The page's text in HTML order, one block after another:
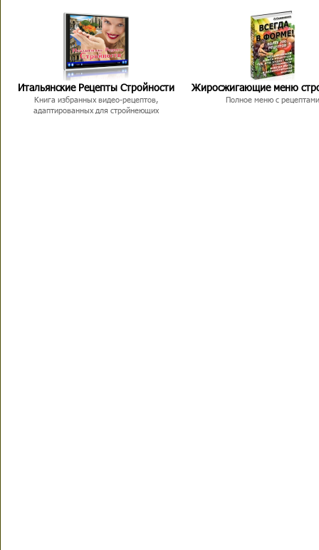
Итальянские Рецепты Стройности
Книга избранных видео-рецептов,
адаптированных для стройнеющих
Жиросжигающие меню
Полное меню с рецептами